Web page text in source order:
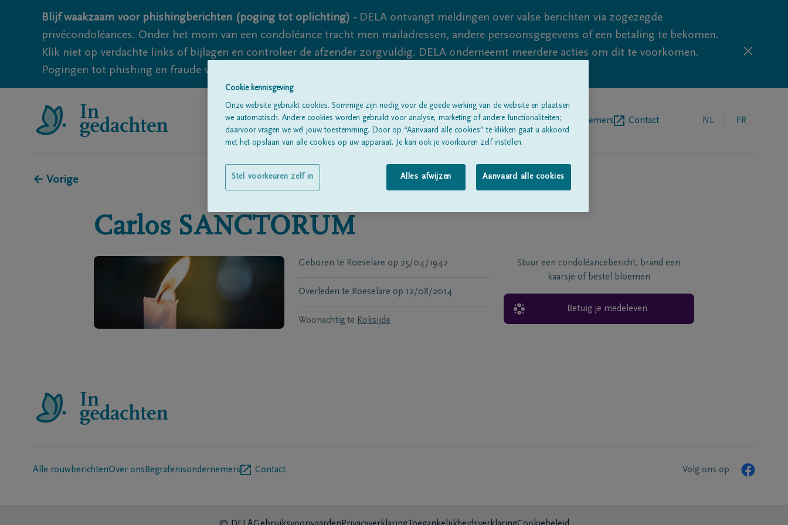
Blijf waakzaam voor phishingberichten (poging tot oplichting) - DELA ontvangt meldingen over valse berichten via zogezegde
privécondoléances. Onder het mom van een condoléance tracht men mailadressen, andere persoonsgegevens of een betaling te bekomen.
Klik niet op verdachte links of bijlagen en controleer de afzender zorgvuldig. DELA onderneemt meerdere acties om dit te voorkomen.
Pogingen tot phishing en fraude vallen echter nooit volledig uit te sluiten, dus blijf waakzaam.
Alle rouwberichten Over onsBegrafenisondernemers Contact NL FR
← Vorige
Carlos SANCTORUM
Geboren te Roeselare op 25/04/1942
Overleden te Roeselare op 12/08/2014
Woonachtig te Koksijde
Stuur een condoléancebericht, brand een
kaarsje of bestel bloemen
Betuig je medeleven
Alle rouwberichtenOver ons Begrafenisondernemers Contact Volg ons op
Cookie kennisgeving
Onze website gebruikt cookies. Sommige zijn nodig voor de goede werking van de website en plaatsen
we automatisch. Andere cookies worden gebruikt voor analyse, marketing of andere functionaliteiten;
daarvoor vragen we wél jouw toestemming. Door op “Aanvaard alle cookies” te klikken gaat u akkoord
met het opslaan van alle cookies op uw apparaat. Je kan ook je voorkeuren zelf instellen.
Alles afwijzen Aanvaard alle cookies
Stel voorkeuren zelf in